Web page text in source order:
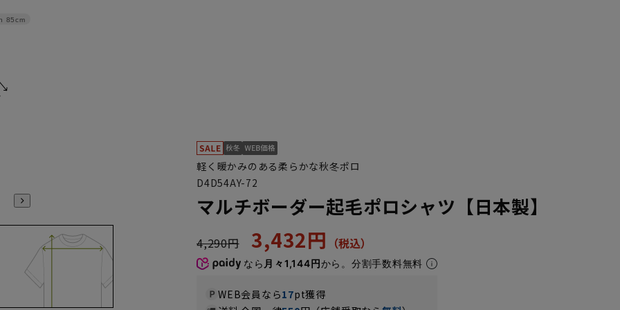
85cm
軽く暖かみのある柔らかな秋冬ポロ
D4D54AY-72
マルチボーダー起毛ポロシャツ【日本製】
4,290円 3,432円
なら 月々1,144円から。分割手数料無料
WEB会員なら17pt獲得